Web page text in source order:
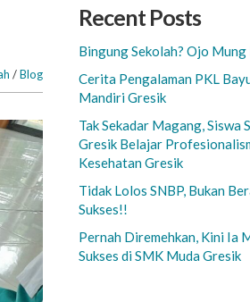
/Blog
Recent Posts
Bingung Sekolah? Ojo Mung
Cerita Pengalaman PKL
Mandiri Gresik
Tak Sekadar Magang, Siswa
Gresik Belajar
Kesehatan Gresik
Tidak Lolos SNBP, Bukan
Sukses!!
Pernah Diremehkan, Kini Ia
Sukses di SMK Muda Gresik